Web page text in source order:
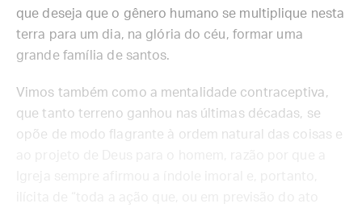
que deseja que o gênero humano se multiplique nesta
terra para um dia, na glória do céu, formar uma
grande família de santos.
Vimos também como a mentalidade contraceptiva,
que tanto terreno ganhou nas últimas décadas, se
opõe de modo flagrante à ordem natural das coisas e